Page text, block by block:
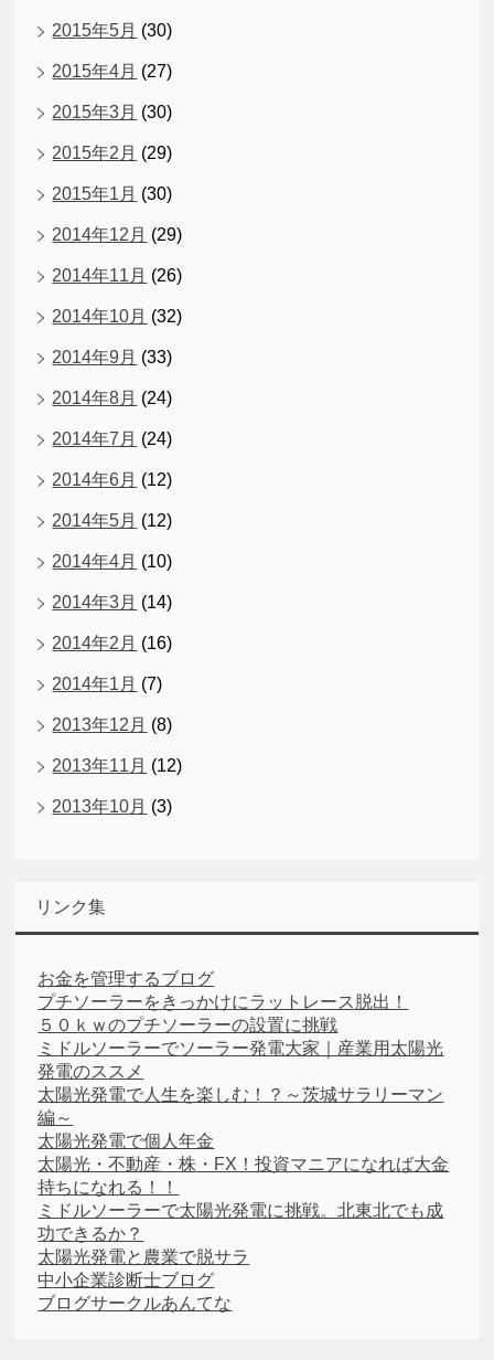
2015年5月 (30)
2015年4月 (27)
2015年3月 (30)
2015年2月 (29)
2015年1月 (30)
2014年12月 (29)
2014年11月 (26)
2014年10月 (32)
2014年9月 (33)
2014年8月 (24)
2014年7月 (24)
2014年6月 (12)
2014年5月 (12)
2014年4月 (10)
2014年3月 (14)
2014年2月 (16)
2014年1月 (7)
2013年12月 (8)
2013年11月 (12)
2013年10月 (3)
リンク集
お金を管理するブログ
プチソーラーをきっかけにラットレース脱出！
５０ｋｗのプチソーラーの設置に挑戦
ミドルソーラーでソーラー発電大家｜産業用太陽光
発電のススメ
太陽光発電で人生を楽しむ！？～茨城サラリーマン
編～
太陽光発電で個人年金
太陽光・不動産・株・FX！投資マニアになれば大金
持ちになれる！！
ミドルソーラーで太陽光発電に挑戦。北東北でも成
功できるか？
太陽光発電と農業で脱サラ
中小企業診断士ブログ
ブログサークルあんてな